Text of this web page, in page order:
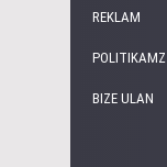
REKLAM
POLITIKAMZ
BIZE ULAN